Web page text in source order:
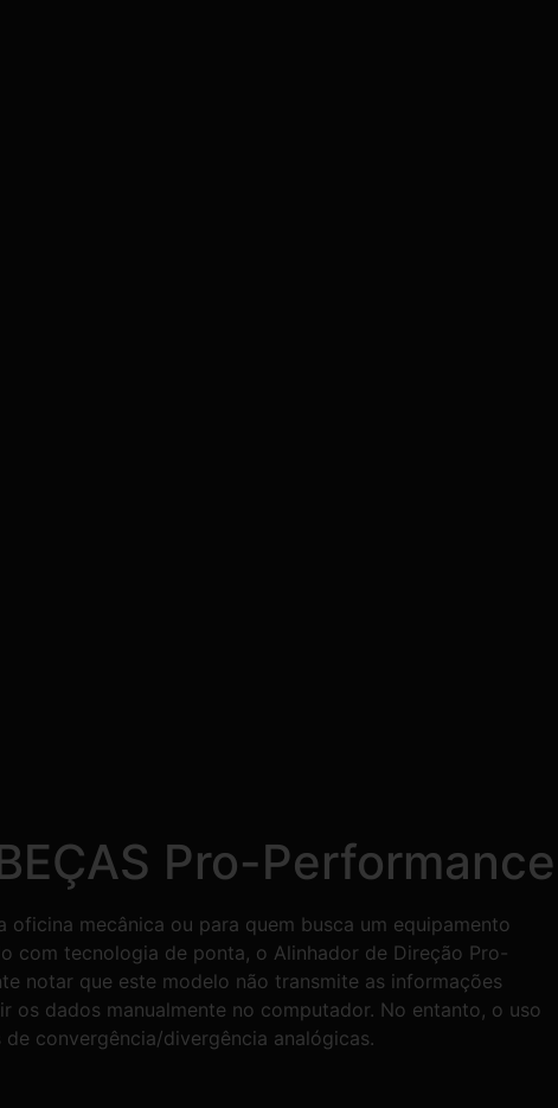
Pro-Performance
mecânica ou para quem busca um equipamento
com tecnologia de ponta, o Alinhador de Direção Pro-
notar que este modelo não transmite as informações
dados manualmente no computador. No entanto, o uso
convergência/divergência analógicas.